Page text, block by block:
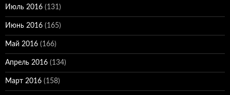
Июль 2016 (131)
Июнь 2016 (165)
Май 2016 (166)
Апрель 2016 (134)
Март 2016 (158)